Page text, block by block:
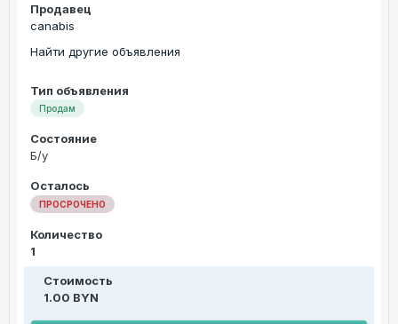
Продавец
canabis
Найти другие объявления
Тип объявления
Продам
Состояние
Б/у
Осталось
ПРОСРОЧЕНО
Количество
1
Стоимость
1.00 BYN